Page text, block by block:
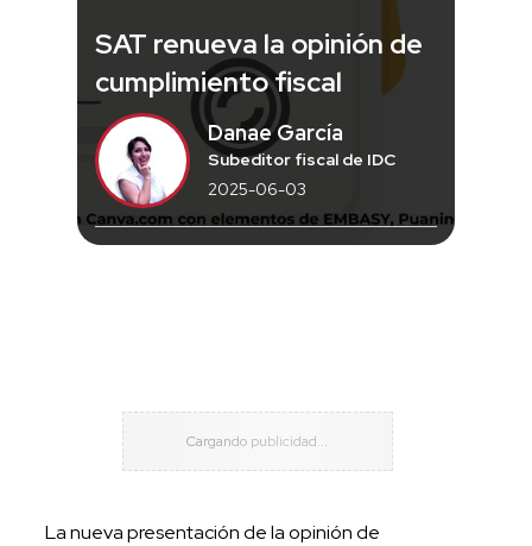
SAT renueva la opinión de
cumplimiento fiscal
Danae García
Subeditor fiscal de IDC
2025-06-03
La nueva presentación de la opinión de